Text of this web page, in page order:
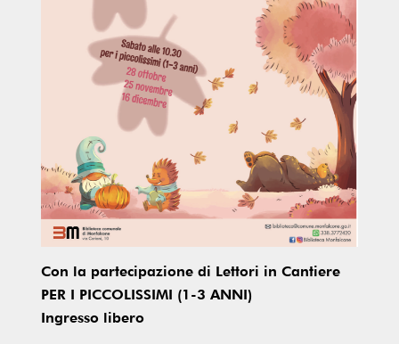
Con la partecipazione di Lettori in Cantiere
PER I PICCOLISSIMI (1-3 ANNI)
Ingresso libero